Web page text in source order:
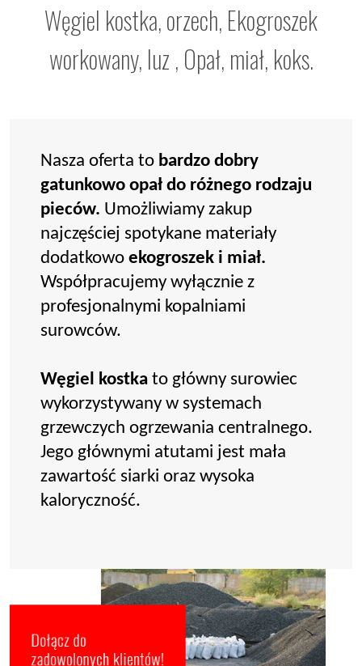
Węgiel kostka, orzech, Ekogroszek
workowany, luz , Opał, miał, koks.
Nasza oferta to bardzo dobry
gatunkowo opał do różnego rodzaju
pieców. Umożliwiamy zakup
najczęściej spotykane materiały
dodatkowo ekogroszek i miał.
Współpracujemy wyłącznie z
profesjonalnymi kopalniami
surowców.
Węgiel kostka to główny surowiec
wykorzystywany w systemach
grzewczych ogrzewania centralnego.
Jego głównymi atutami jest mała
zawartość siarki oraz wysoka
kaloryczność.